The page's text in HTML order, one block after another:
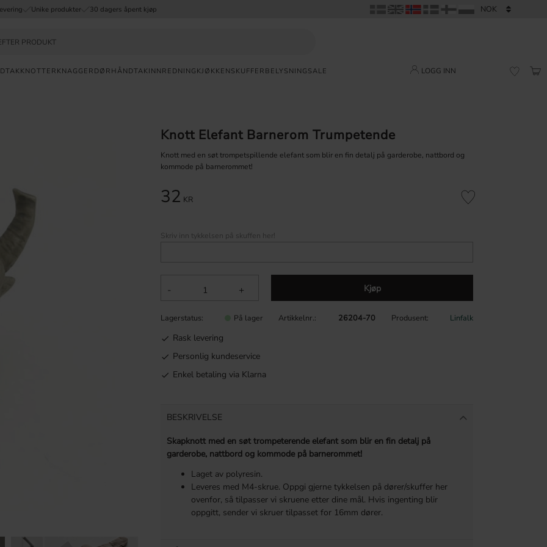
Unike produkter 30 dagers åpent kjøp
KNOTTER KNAGGER DØRHÅNDTAKINNREDNING KJØKKENSKUFFER BELYSNING SALE LOGG INN
Knott Elefant Barnerom Trumpetende
Knott med en søt trompetspillende elefant som blir en fin detalj på garderobe, nattbord og
kommode på barnerommet!
32 KR
+
- Kjøp
Lagre som favoritt
Skriv inn tykkelsen på skuffen her!
Lagerstatus På lager Artikkelnr. 26204-70 Produsent Linfalk
Rask levering
Personlig kundeservice
Enkel betaling via Klarna
BESKRIVELSE
Skapknott med en søt trompeterende elefant som blir en fin detalj på
garderobe, nattbord og kommode på barnerommet!
Laget av polyresin.
Leveres med M4-skrue. Oppgi gjerne tykkelsen på dører/skuffer her
ovenfor, så tilpasser vi skruene etter dine mål. Hvis ingenting blir
oppgitt, sender vi skruer tilpasset for 16mm dører.
LEVERING
30
UNIKE